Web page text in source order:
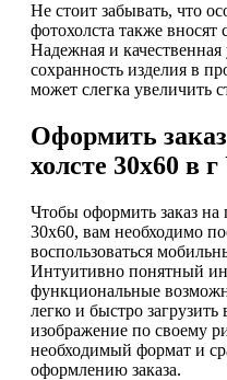
Не стоит забывать, что
фотохолста также
Надежная и качественная
сохранность изделия в
может слегка увеличить
Оформить
холсте 30х60 в
Чтобы оформить заказ на
30х60, вам необходимо
воспользоваться
Интуитивно понятный
функциональные
легко и быстро
изображение по своему
необходимый формат и
оформлению заказа.